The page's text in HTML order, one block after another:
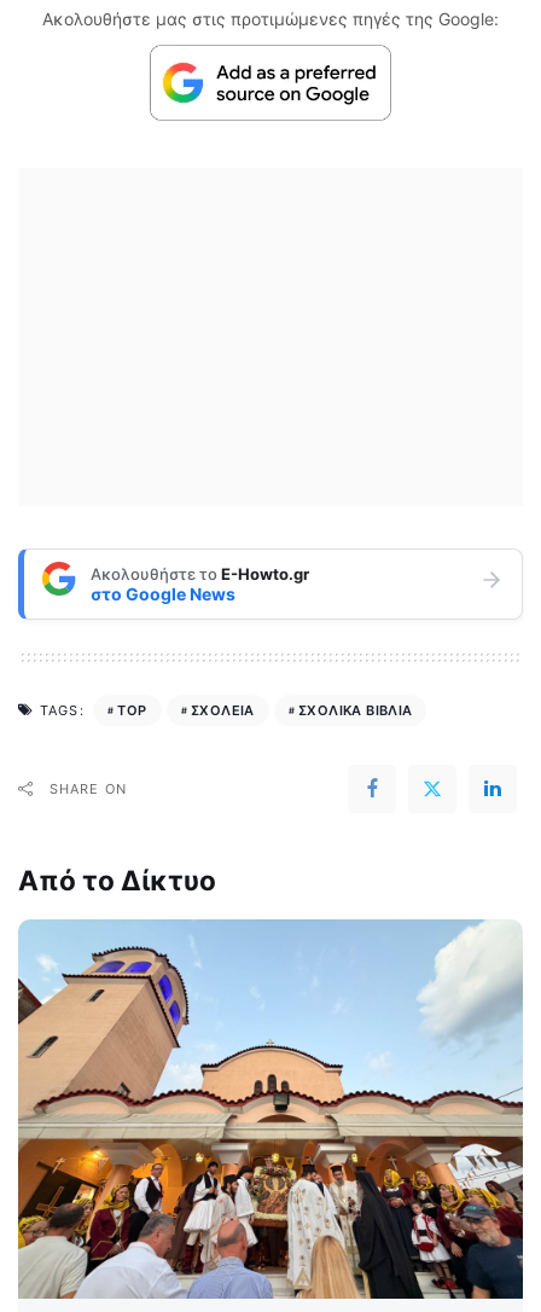
Ακολουθήστε μας στις προτιμώμενες πηγές της Google:
Ακολουθήστε τοE-Howto.gr
στο Google News
TAGS: TOP ΣΧΟΛΕΙΑ ΣΧΟΛΙΚΑ ΒΙΒΛΙΑ
SHARE ON
Από το Δίκτυο